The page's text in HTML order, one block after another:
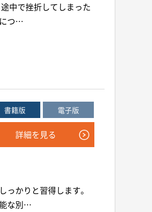
Google 立ち読み CD付き
中で挫折してしまった
つ…
かりと習得します。
な別…
書籍版 電子版
詳細を見る